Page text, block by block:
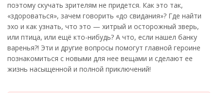
поэтому скучать зрителям не придется. Как это так,
«здороваться», зачем говорить «до свидания»? Где найти
эхо и как узнать, что это — хитрый и осторожный зверь,
или птица, или ещё кто-нибудь? А что, если нашел банку
варенья?! Эти и другие вопросы помогут главной героине
познакомиться с новыми для нее вещами и сделают ее
жизнь насыщенной и полной приключений!